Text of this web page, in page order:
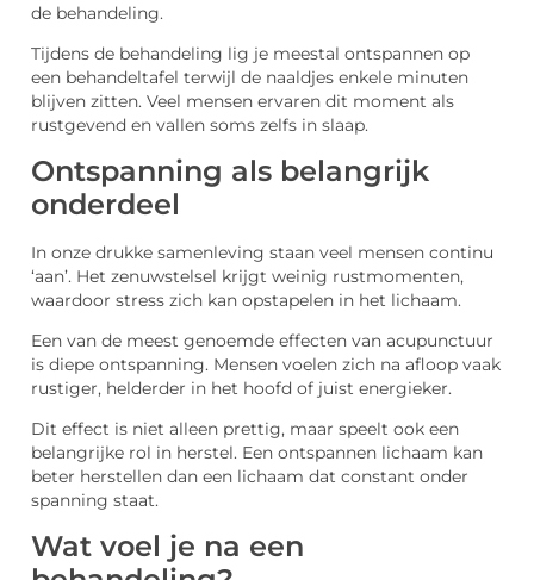
de behandeling.
Tijdens de behandeling lig je meestal ontspannen op
een behandeltafel terwijl de naaldjes enkele minuten
blijven zitten. Veel mensen ervaren dit moment als
rustgevend en vallen soms zelfs in slaap.
Ontspanning als belangrijk
onderdeel
In onze drukke samenleving staan veel mensen continu
‘aan’. Het zenuwstelsel krijgt weinig rustmomenten,
waardoor stress zich kan opstapelen in het lichaam.
Een van de meest genoemde effecten van acupunctuur
is diepe ontspanning. Mensen voelen zich na afloop vaak
rustiger, helderder in het hoofd of juist energieker.
Dit effect is niet alleen prettig, maar speelt ook een
belangrijke rol in herstel. Een ontspannen lichaam kan
beter herstellen dan een lichaam dat constant onder
spanning staat.
Wat voel je na een